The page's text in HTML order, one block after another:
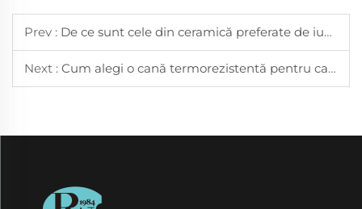
Prev : De ce sunt cele din ceramică preferate de iubitorii de ceai
Next : Cum alegi o cană termorezistentă pentru cafeaua de dimineață fierbinte